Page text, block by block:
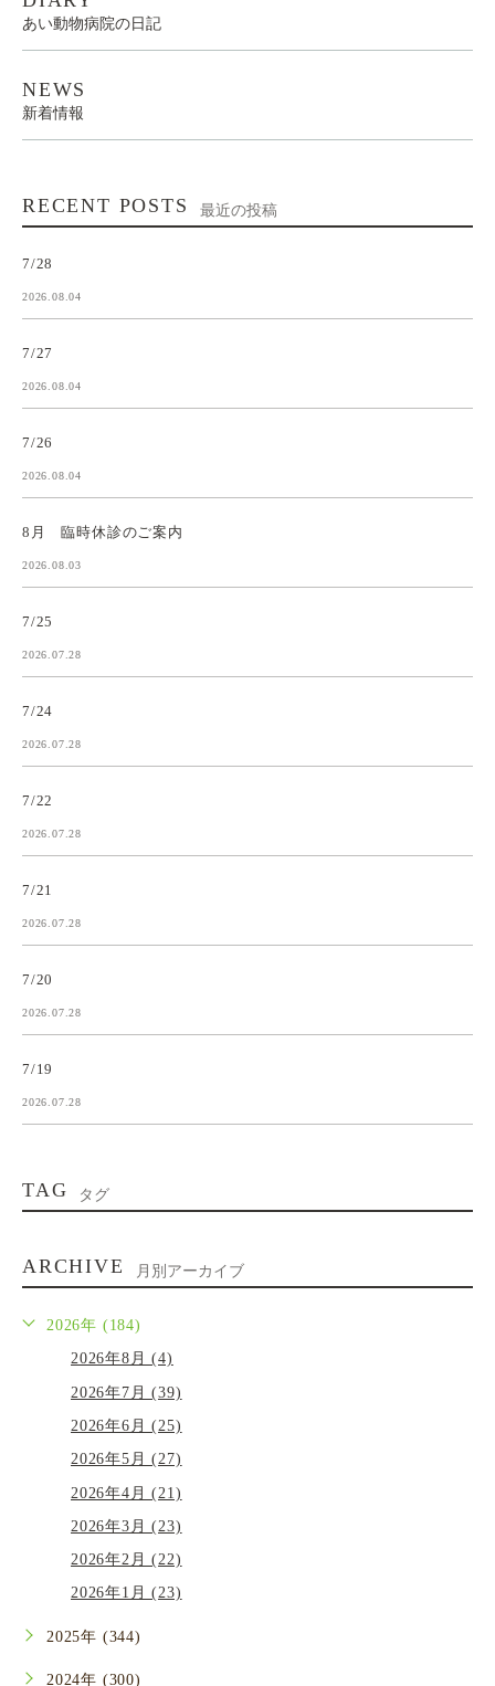
あい動物病院の日記
NEWS
新着情報
RECENT POSTS 最近の投稿
7/28
2026.08.04
7/27
2026.08.04
7/26
2026.08.04
8月 臨時休診のご案内
2026.08.03
7/25
2026.07.28
7/24
2026.07.28
7/22
2026.07.28
7/21
2026.07.28
7/20
2026.07.28
7/19
2026.07.28
TAG タグ
ARCHIVE 月別アーカイブ
2026年 (184)
2026年8月 (4)
2026年7月 (39)
2026年6月 (25)
2026年5月 (27)
2026年4月 (21)
2026年3月 (23)
2026年2月 (22)
2026年1月 (23)
2025年 (344)
2024年 (300)